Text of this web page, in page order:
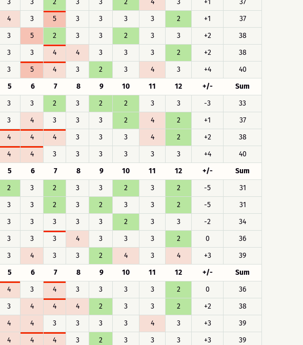
3 3 2 3 3 2 4 3 +1
37
4 3 5 3 3 3 3 2 +1
37
3 5 2 3 3 2 3 3 +2
38
3 3 4 4 3 3 3 2 +2
38
3 5 4 3 2 3 4 3 +4
40
5 6 7 8 9 10 11 12 +/-
Sum
3 3 2 3 2 2 3 3 -3
33
3 4 3 3 3 2 4 2 +1
37
4 4 4 3 3 3 4 2 +2
38
4 4 3 3 3 3 3 3 +4
40
5 6 7 8 9 10 11 12 +/-
Sum
2 3 2 3 3 2 3 2 -5
31
3 3 2 3 2 3 3 2 -5
31
3 3 3 3 3 2 3 3 -2
34
3 3 3 4 3 3 3 2 0
36
3 4 3 3 2 4 3 4 +3
39
5 6 7 8 9 10 11 12 +/-
Sum
4 3 4 3 3 3 3 2 0
36
3 4 4 4 2 3 3 2 +2
38
4 4 3 3 3 3 4 3 +3
39
4 4 4 3 2 3 3 3 +3
39